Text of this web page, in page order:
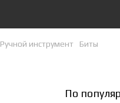
Ручной инструмент Биты
По